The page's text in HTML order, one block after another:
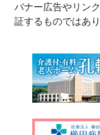
バナー広告やリン
証するものではあり